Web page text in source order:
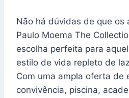
Não há dúvidas de que os
Paulo Moema The
escolha perfeita para
estilo de vida repleto de
Com uma ampla oferta de
convivência, piscina,